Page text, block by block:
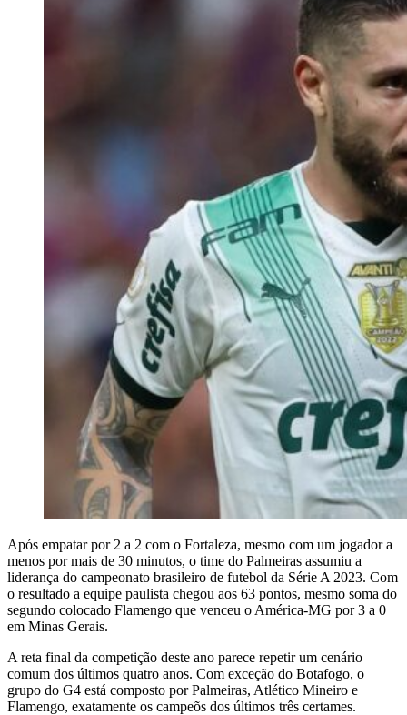
Após empatar por 2 a 2 com o Fortaleza, mesmo com um jogador a
menos por mais de 30 minutos, o time do Palmeiras assumiu a
liderança do campeonato brasileiro de futebol da Série A 2023. Com
o resultado a equipe paulista chegou aos 63 pontos, mesmo soma do
segundo colocado Flamengo que venceu o América-MG por 3 a 0
em Minas Gerais.
A reta final da competição deste ano parece repetir um cenário
comum dos últimos quatro anos. Com exceção do Botafogo, o
grupo do G4 está composto por Palmeiras, Atlético Mineiro e
Flamengo, exatamente os campeõs dos últimos três certames.